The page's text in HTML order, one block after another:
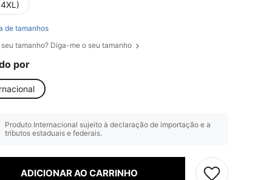
de tamanhos
seu tamanho? Diga-me o seu tamanho
por
Produto Internacional sujeito à declaração de importação e a
tributos estaduais e federais.
ADICIONAR AO CARRINHO